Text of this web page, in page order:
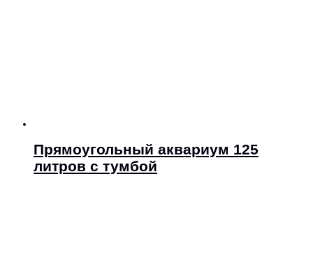
Прямоугольный аквариум 125
литров с тумбой